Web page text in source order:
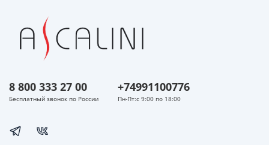
8 800 333 27 00
Бесплатный звонок по России
+74991100776
Пн-Пт:с 9:00 по 18:00